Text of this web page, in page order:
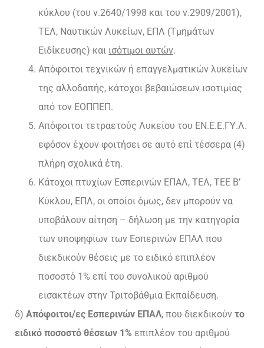
κύκλου (του ν.2640/1998 και του ν.2909/2001),
ΤΕΛ, Ναυτικών Λυκείων, ΕΠΛ (Τμημάτων
Ειδίκευσης) και ισότιμοι αυτών.
Απόφοιτοι τεχνικών ή επαγγελματικών λυκείων
της αλλοδαπής, κάτοχοι βεβαιώσεων ισοτιμίας
από τον ΕΟΠΠΕΠ.
Απόφοιτοι τετραετούς Λυκείου του ΕΝ.Ε.Ε.ΓΥ.Λ.
εφόσον έχουν φοιτήσει σε αυτό επί τέσσερα (4)
πλήρη σχολικά έτη.
Κάτοχοι πτυχίων Εσπερινών ΕΠΑΛ, ΤΕΛ, ΤΕΕ Β’
Κύκλου, ΕΠΛ, οι οποίοι όμως, δεν μπορούν να
υποβάλουν αίτηση – δήλωση με την κατηγορία
των υποψηφίων των Εσπερινών ΕΠΑΛ που
διεκδικούν θέσεις με το ειδικό επιπλέον
ποσοστό 1% επί του συνολικού αριθμού
εισακτέων στην Τριτοβάθμια Εκπαίδευση.
δ) Απόφοιτοι/ες Εσπερινών ΕΠΑΛ, που διεκδικούν το
ειδικό ποσοστό θέσεων 1% επιπλέον του αριθμού